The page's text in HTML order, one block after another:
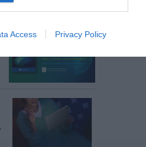
Access Privacy Policy